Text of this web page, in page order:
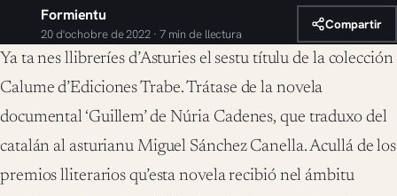
Formientu
20 d'ochobre de 2022 · 7 min de llectura
Compartir
Ya ta nes llibreríes d’Asturies el sestu títulu de la colección
Calume d’Ediciones Trabe. Trátase de la novela
documental ‘Guillem’ de Núria Cadenes, que traduxo del
catalán al asturianu Miguel Sánchez Canella. Acullá de los
premios lliterarios qu’esta novela recibió nel ámbitu